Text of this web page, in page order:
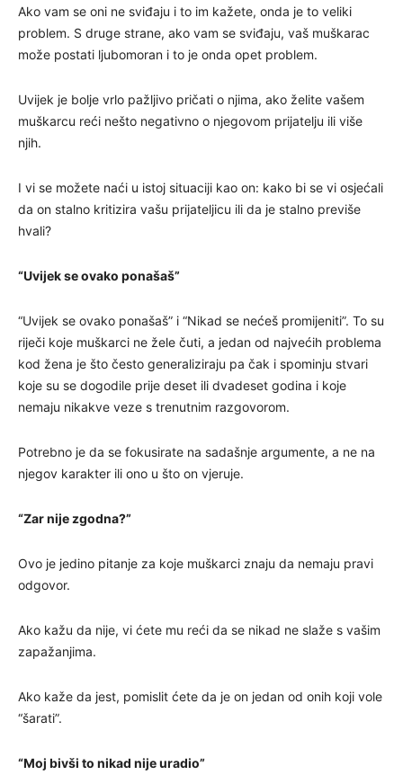
Ako vam se oni ne sviđaju i to im kažete, onda je to veliki
problem. S druge strane, ako vam se sviđaju, vaš muškarac
može postati ljubomoran i to je onda opet problem.
Uvijek je bolje vrlo pažljivo pričati o njima, ako želite vašem
muškarcu reći nešto negativno o njegovom prijatelju ili više
njih.
I vi se možete naći u istoj situaciji kao on: kako bi se vi osjećali
da on stalno kritizira vašu prijateljicu ili da je stalno previše
hvali?
“Uvijek se ovako ponašaš”
“Uvijek se ovako ponašaš” i “Nikad se nećeš promijeniti”. To su
riječi koje muškarci ne žele čuti, a jedan od najvećih problema
kod žena je što često generaliziraju pa čak i spominju stvari
koje su se dogodile prije deset ili dvadeset godina i koje
nemaju nikakve veze s trenutnim razgovorom.
Potrebno je da se fokusirate na sadašnje argumente, a ne na
njegov karakter ili ono u što on vjeruje.
“Zar nije zgodna?”
Ovo je jedino pitanje za koje muškarci znaju da nemaju pravi
odgovor.
Ako kažu da nije, vi ćete mu reći da se nikad ne slaže s vašim
zapažanjima.
Ako kaže da jest, pomislit ćete da je on jedan od onih koji vole
“šarati”.
“Moj bivši to nikad nije uradio”